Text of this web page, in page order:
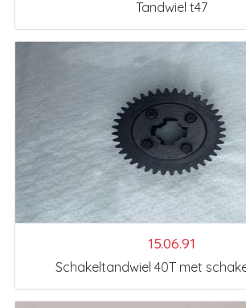
Tandwiel t47
15.06.91
Schakeltandwiel 40T met